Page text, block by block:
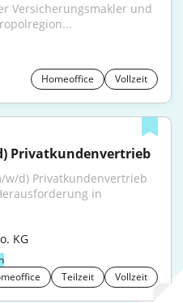
Versicherungsmakler und
Homeoffice Vollzeit
Privatkundenvertrieb
w/d) Privatkundenvertrieb
in
KG
Teilzeit Vollzeit